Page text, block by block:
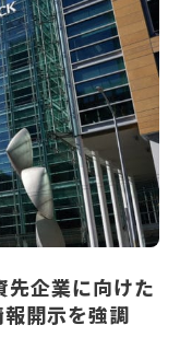
先企業に向けた
開示を強調